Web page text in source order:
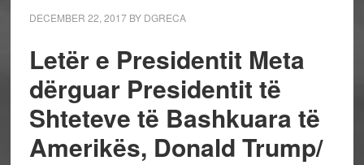
DECEMBER 22, 2017BY DGRECA
Letër e Presidentit Meta
dërguar Presidentit të
Shteteve të Bashkuara të
Amerikës, Donald Trump/